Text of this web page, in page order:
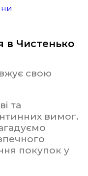
в Чистенько
свою
та
вимог.
покупок у